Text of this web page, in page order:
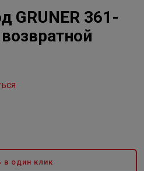
GRUNER 361-
в один клик